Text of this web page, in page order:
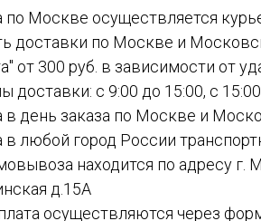
по Москве осуществляется
доставки по Москве и
от 300 руб. в зависимости от
доставки: с 9:00 до 15:00, с
в день заказа по Москве и
в любой город России
находится по адресу г.
д.15А
осуществляются через